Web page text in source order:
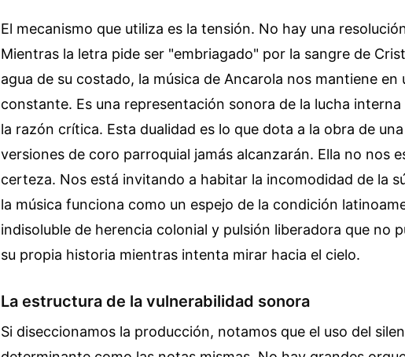
El mecanismo que utiliza es la tensión. No hay una
Mientras la letra pide ser "embriagado" por la sangre de
agua de su costado, la música de Ancarola nos mantiene en
constante. Es una representación sonora de la lucha
la razón crítica. Esta dualidad es lo que dota a la obra de
versiones de coro parroquial jamás alcanzarán. Ella no nos
certeza. Nos está invitando a habitar la incomodidad de la
la música funciona como un espejo de la condición
indisoluble de herencia colonial y pulsión liberadora que no
su propia historia mientras intenta mirar hacia el cielo.
La estructura de la vulnerabilidad sonora
Si diseccionamos la producción, notamos que el uso del